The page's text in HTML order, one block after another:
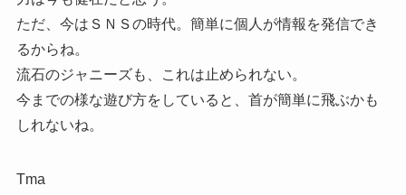
ただ、今はＳＮＳの時代。簡単に個人が情報を発信でき
るからね。
流石のジャニーズも、これは止められない。
今までの様な遊び方をしていると、首が簡単に飛ぶかも
しれないね。
Tma